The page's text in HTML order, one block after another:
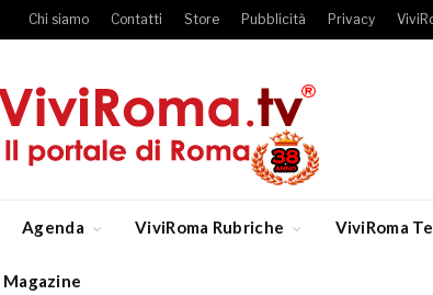
Chi siamo Contatti Store Pubblicità Privacy
Agenda ViviRoma Rubriche ViviRoma
Magazine